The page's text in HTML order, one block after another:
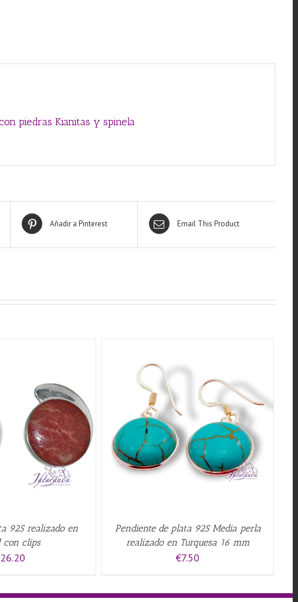
piedras Kianitas y spinela
Añadir a Pinterest Email This Product
925 realizado en
con clips
26.20
/ QUICK VIEW
Pendiente de plata 925 Media perla
realizado en Turquesa 16 mm
€7.50